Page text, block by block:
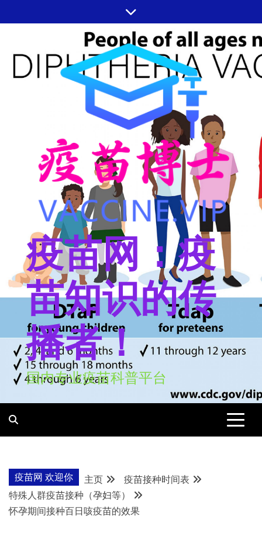
至
疫苗网：疫
苗知识的传
播者！
国内专业疫苗科普平台
疫苗网 欢迎你 主页
疫苗接种时间表
特殊人群疫苗接种（孕妇等）
怀孕期间接种百日咳疫苗的效果